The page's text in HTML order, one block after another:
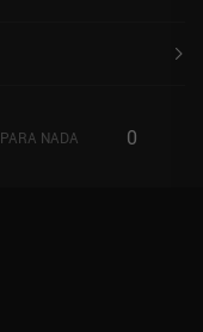
PARA NADA 0